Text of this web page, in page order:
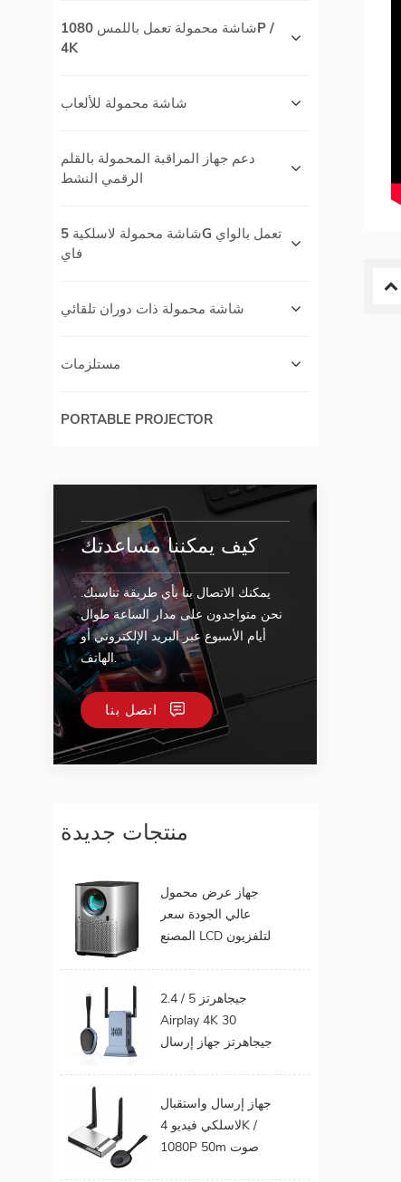
شاشة محمولة تعمل باللمس 1080P /
4K
شاشة محمولة للألعاب
دعم جهاز المراقبة المحمولة بالقلم
الرقمي النشط
شاشة محمولة لاسلكية 5G تعمل بالواي
فاي
شاشة محمولة ذات دوران تلقائي
مستلزمات
PORTABLE PROJECTOR
كيف يمكننا مساعدتك
يمكنك الاتصال بنا بأي طريقة تناسبك.
نحن متواجدون على مدار الساعة طوال
أيام الأسبوع عبر البريد الإلكتروني أو
الهاتف.
اتصل بنا
منتجات جديدة
جهاز عرض محمول
عالي الجودة سعر
المصنع LCD لتلفزيون
جيجابايت 32 جيجابايت
واي فاي المسرح
المنزلي
2.4 / 5 جيجاهرتز
Airplay 4K 30
جيجاهرتز جهاز إرسال
جهاز إرسال واستقبال
HDMI لاسلكي
جهاز إرسال واستقبال
لاسلكي فيديو 4K /
1080P 50m صوت